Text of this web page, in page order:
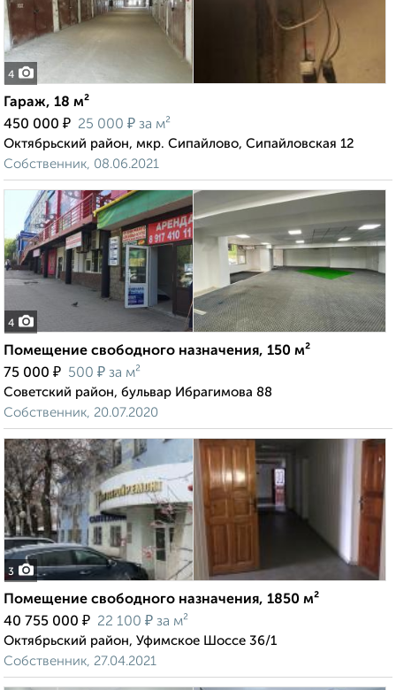
4
Гараж, 18 м²
450 000 ₽ 25 000 ₽ за м²
Октябрьский район, мкр. Сипайлово, Сипайловская 12
Собственник, 08.06.2021
4
Помещение свободного назначения, 150 м²
75 000 ₽ 500 ₽ за м²
Советский район, бульвар Ибрагимова 88
Собственник, 20.07.2020
3
Помещение свободного назначения, 1850 м²
40 755 000 ₽ 22 100 ₽ за м²
Октябрьский район, Уфимское Шоссе 36/1
Собственник, 27.04.2021